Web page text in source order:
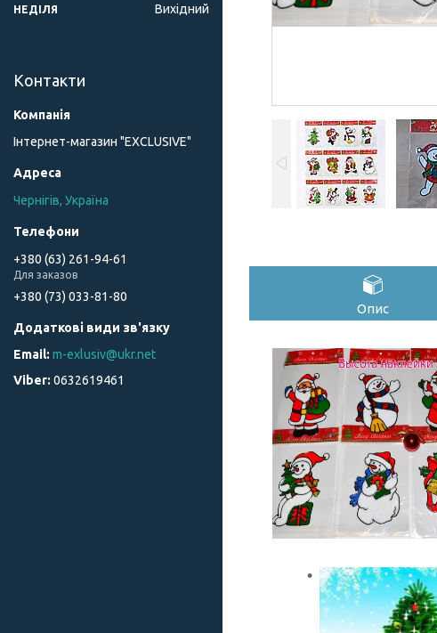
Опис
НЕДІЛЯ Вихідний
Контакти
Інтернет-магазин "ЕXCLUSIVE"
Чернігів, Україна
+380 (63) 261-94-61
Для заказов
+380 (73) 033-81-80
m-exlusiv@ukr.net
0632619461